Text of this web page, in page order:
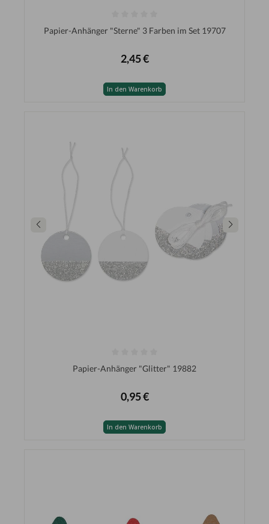
Papier-Anhänger "Sterne" 3 Farben im Set 19707
2,45 €
In den Warenkorb
Papier-Anhänger "Glitter" 19882
0,95 €
In den Warenkorb